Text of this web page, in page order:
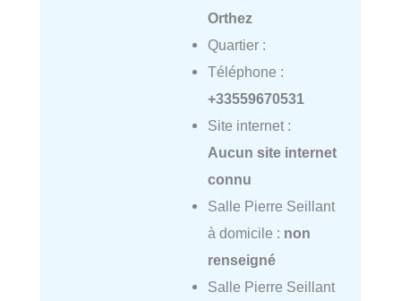
Orthez
Quartier :
Téléphone :
+33559670531
Site internet :
Aucun site internet
connu
Salle Pierre Seillant
à domicile : non
renseigné
Salle Pierre Seillant